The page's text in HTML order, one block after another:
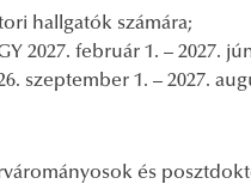
hallgatók számára;
2027. február 1. – 2027.
szeptember 1. – 2027.
és